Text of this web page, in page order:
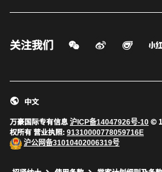
关注我们 微信扫一扫
微博
打开新窗口
飞猪
打开新
万豪国际专有信息 沪ICP备14047926号-10 ©
权所有 营业执照: 91310000778059716E
沪公网备31010402006319号
中文